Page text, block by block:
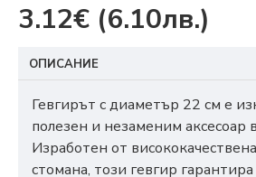
3.12€ (6.10лв.)
ОПИСАНИЕ
Гевгирът с диаметър 22 см е
полезен и незаменим аксесоар
Изработен от
стомана, този гевгир